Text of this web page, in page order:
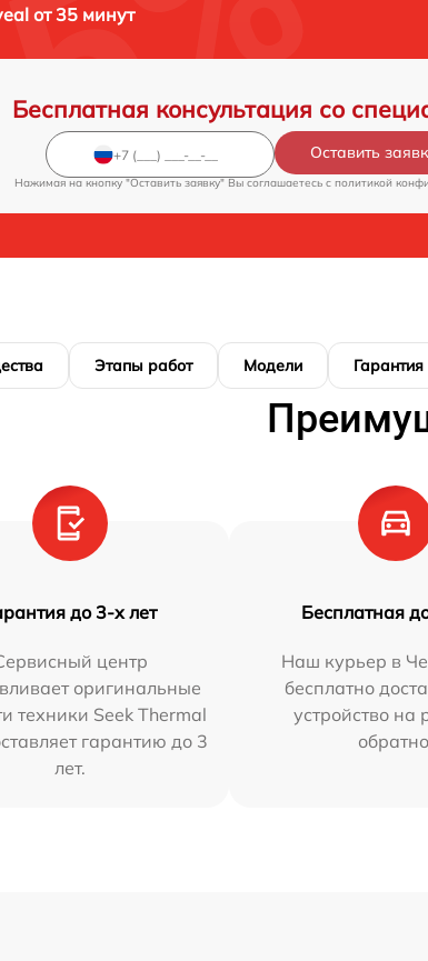
от 35 минут
Бесплатная консультация со
Оставить
Нажимая на кнопку "Оставить заявку" Вы соглашаетесь c политикой
Этапы работ Модели Гарантия
до 3-х лет
центр
оригинальные
техники Seek Thermal
гарантию до 3
лет.
Бесплатная
Наш курьер в
бесплатно
устройство на